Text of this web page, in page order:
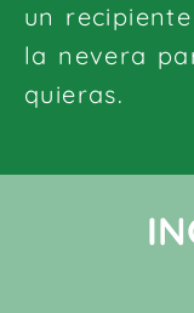
un
la nevera
quieras.